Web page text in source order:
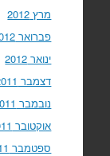
מרץ 2012
פברואר 2012
ינואר 2012
דצמבר 2011
נובמבר 2011
אוקטובר 2011
ספטמבר 2011